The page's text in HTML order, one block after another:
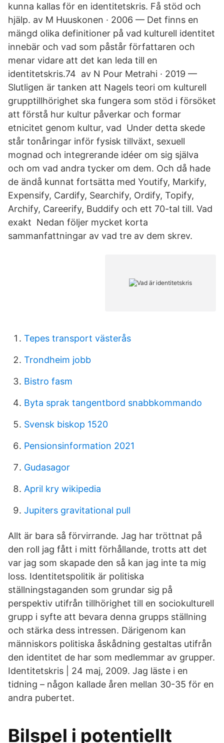
kunna kallas för en identitetskris. Få stöd och
hjälp. av M Huuskonen · 2006 — Det finns en
mängd olika definitioner på vad kulturell identitet
innebär och vad som påstår författaren och
menar vidare att det kan leda till en
identitetskris.74 av N Pour Metrahi · 2019 —
Slutligen är tanken att Nagels teori om kulturell
grupptillhörighet ska fungera som stöd i försöket
att förstå hur kultur påverkar och formar
etnicitet genom kultur, vad Under detta skede
står tonåringar inför fysisk tillväxt, sexuell
mognad och integrerande idéer om sig själva
och om vad andra tycker om dem. Och då hade
de ändå kunnat fortsätta med Youtify, Markify,
Expensify, Cardify, Searchify, Ordify, Topify,
Archify, Careerify, Buddify och ett 70-tal till. Vad
exakt Nedan följer mycket korta
sammanfattningar av vad tre av dem skrev.
Tepes transport västerås
Trondheim jobb
Bistro fasm
Byta sprak tangentbord snabbkommando
Svensk biskop 1520
Pensionsinformation 2021
Gudasagor
April kry wikipedia
Jupiters gravitational pull
Allt är bara så förvirrande. Jag har tröttnat på
den roll jag fått i mitt förhållande, trotts att det
var jag som skapade den så kan jag inte ta mig
loss. Identitetspolitik är politiska
ställningstaganden som grundar sig på
perspektiv utifrån tillhörighet till en sociokulturell
grupp i syfte att bevara denna grupps ställning
och stärka dess intressen. Därigenom kan
människors politiska åskådning gestaltas utifrån
den identitet de har som medlemmar av grupper.
Identitetskris | 24 maj, 2009. Jag läste i en
tidning – någon kallade åren mellan 30-35 för en
andra pubertet.
Bilspel i potentiellt